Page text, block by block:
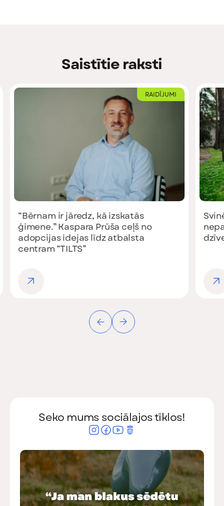
Saistītie raksti
RAIDĪJUMI
Svinēt dzīvi katru dienu: kā
nepazaudēt sevi un saglabāt
dzīvesprieku vecumdienās
Seko mums sociālajos tīklos!